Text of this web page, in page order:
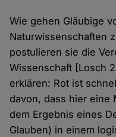
Wie gehen Gläubige
Naturwissenschaften
postulieren sie die
Wissenschaft [Losch
erklären: Rot ist
davon, dass hier eine
dem Ergebnis eines
Glauben) in einem